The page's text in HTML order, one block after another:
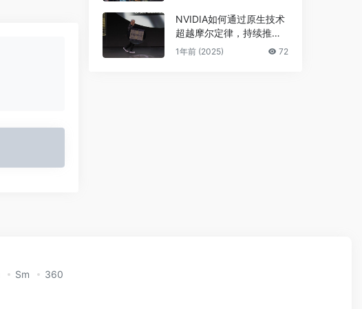
NVIDIA如何通过原生技术
超越摩尔定律，持续推进A
I发展
1年前 (2025) 72
Sm 360